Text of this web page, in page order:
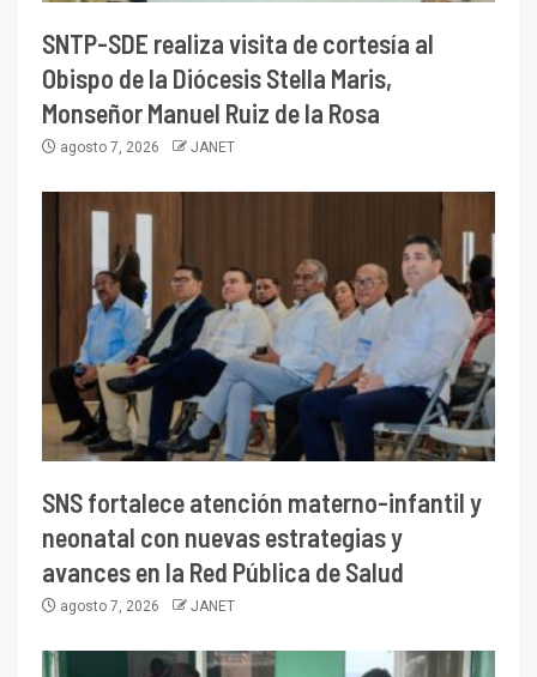
SNTP-SDE realiza visita de cortesía al
Obispo de la Diócesis Stella Maris,
Monseñor Manuel Ruiz de la Rosa
agosto 7, 2026 JANET
SNS fortalece atención materno-infantil y
neonatal con nuevas estrategias y
avances en la Red Pública de Salud
agosto 7, 2026 JANET